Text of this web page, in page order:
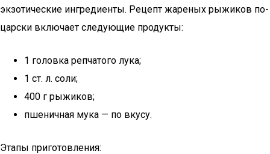
экзотические ингредиенты. Рецепт жареных рыжиков по-
царски включает следующие продукты:
1 головка репчатого лука;
1 ст. л. соли;
400 г рыжиков;
пшеничная мука — по вкусу.
Этапы приготовления: